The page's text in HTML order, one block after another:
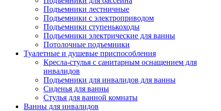
Подъемники лестничные
Подъемники с электроприводом
Подъемники ступенькоходы
Подъемники электрические для ванны
Потолочные подъемники
Туалетные и душевые приспособления
Кресла-стулья с санитарным оснащением для
инвалидов
Подъемники для инвалидов для ванны
Сиденья для ванны
Стулья для ванной комнаты
Ванны для инвалидов